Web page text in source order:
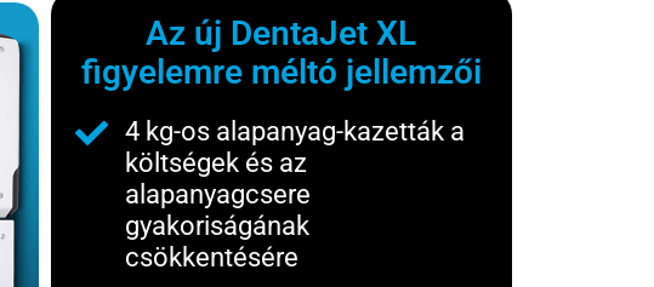
Az új DentaJet XL
figyelemre méltó jellemzői
4 kg-os alapanyag-kazetták a
költségek és az
alapanyagcsere
gyakoriságának
csökkentésére